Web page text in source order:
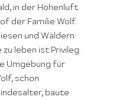
in der Höhenluft
der Familie Wolf.
und Wäldern
leben ist Privileg
Umgebung für
schon
baute